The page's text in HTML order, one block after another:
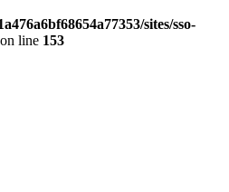
sites/sso-
on line 153